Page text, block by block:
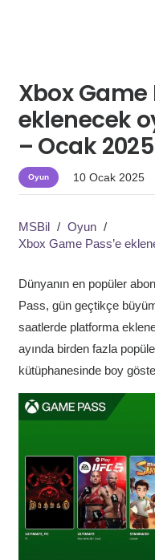
Xbox Game
eklenecek
– Ocak 2025
Oyun 10 Ocak 2025
MSBil / Oyun /
Xbox Game Pass’e
Dünyanın en popüler
Pass, gün geçtikçe
saatlerde platforma
ayında birden fazla
kütüphanesinde boy